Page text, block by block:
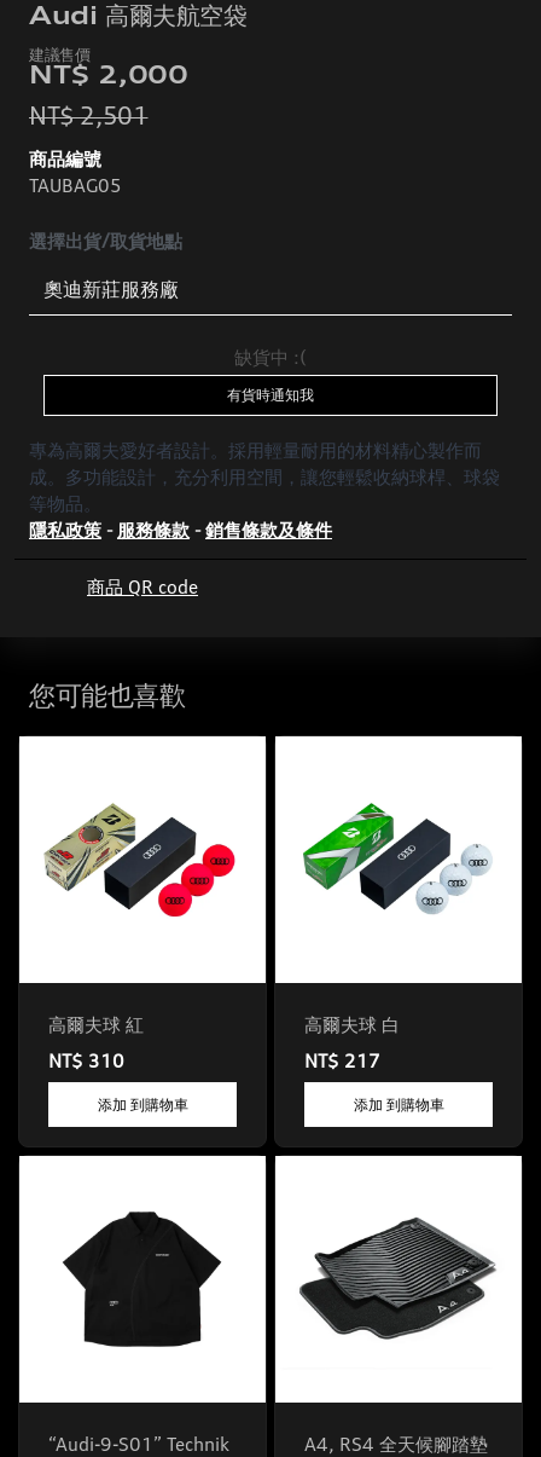
Audi 高爾夫航空袋
NT$ 2,000
NT$ 2,501
商品編號
TAUBAG05
選擇出貨/取貨地點
缺貨中 :(
有貨時通知我
專為高爾夫愛好者設計。採用輕量耐用的材料精心製作而
成。多功能設計，充分利用空間，讓您輕鬆收納球桿、球袋
等物品。
隱私政策 - 服務條款 -銷售條款及條件
商品 QR code
您可能也喜歡
高爾夫球 紅
NT$ 310
添加 到購物車
高爾夫球 白
NT$ 217
添加 到購物車
“Audi-9-S01” Technik
A4, RS4 全天候腳踏墊